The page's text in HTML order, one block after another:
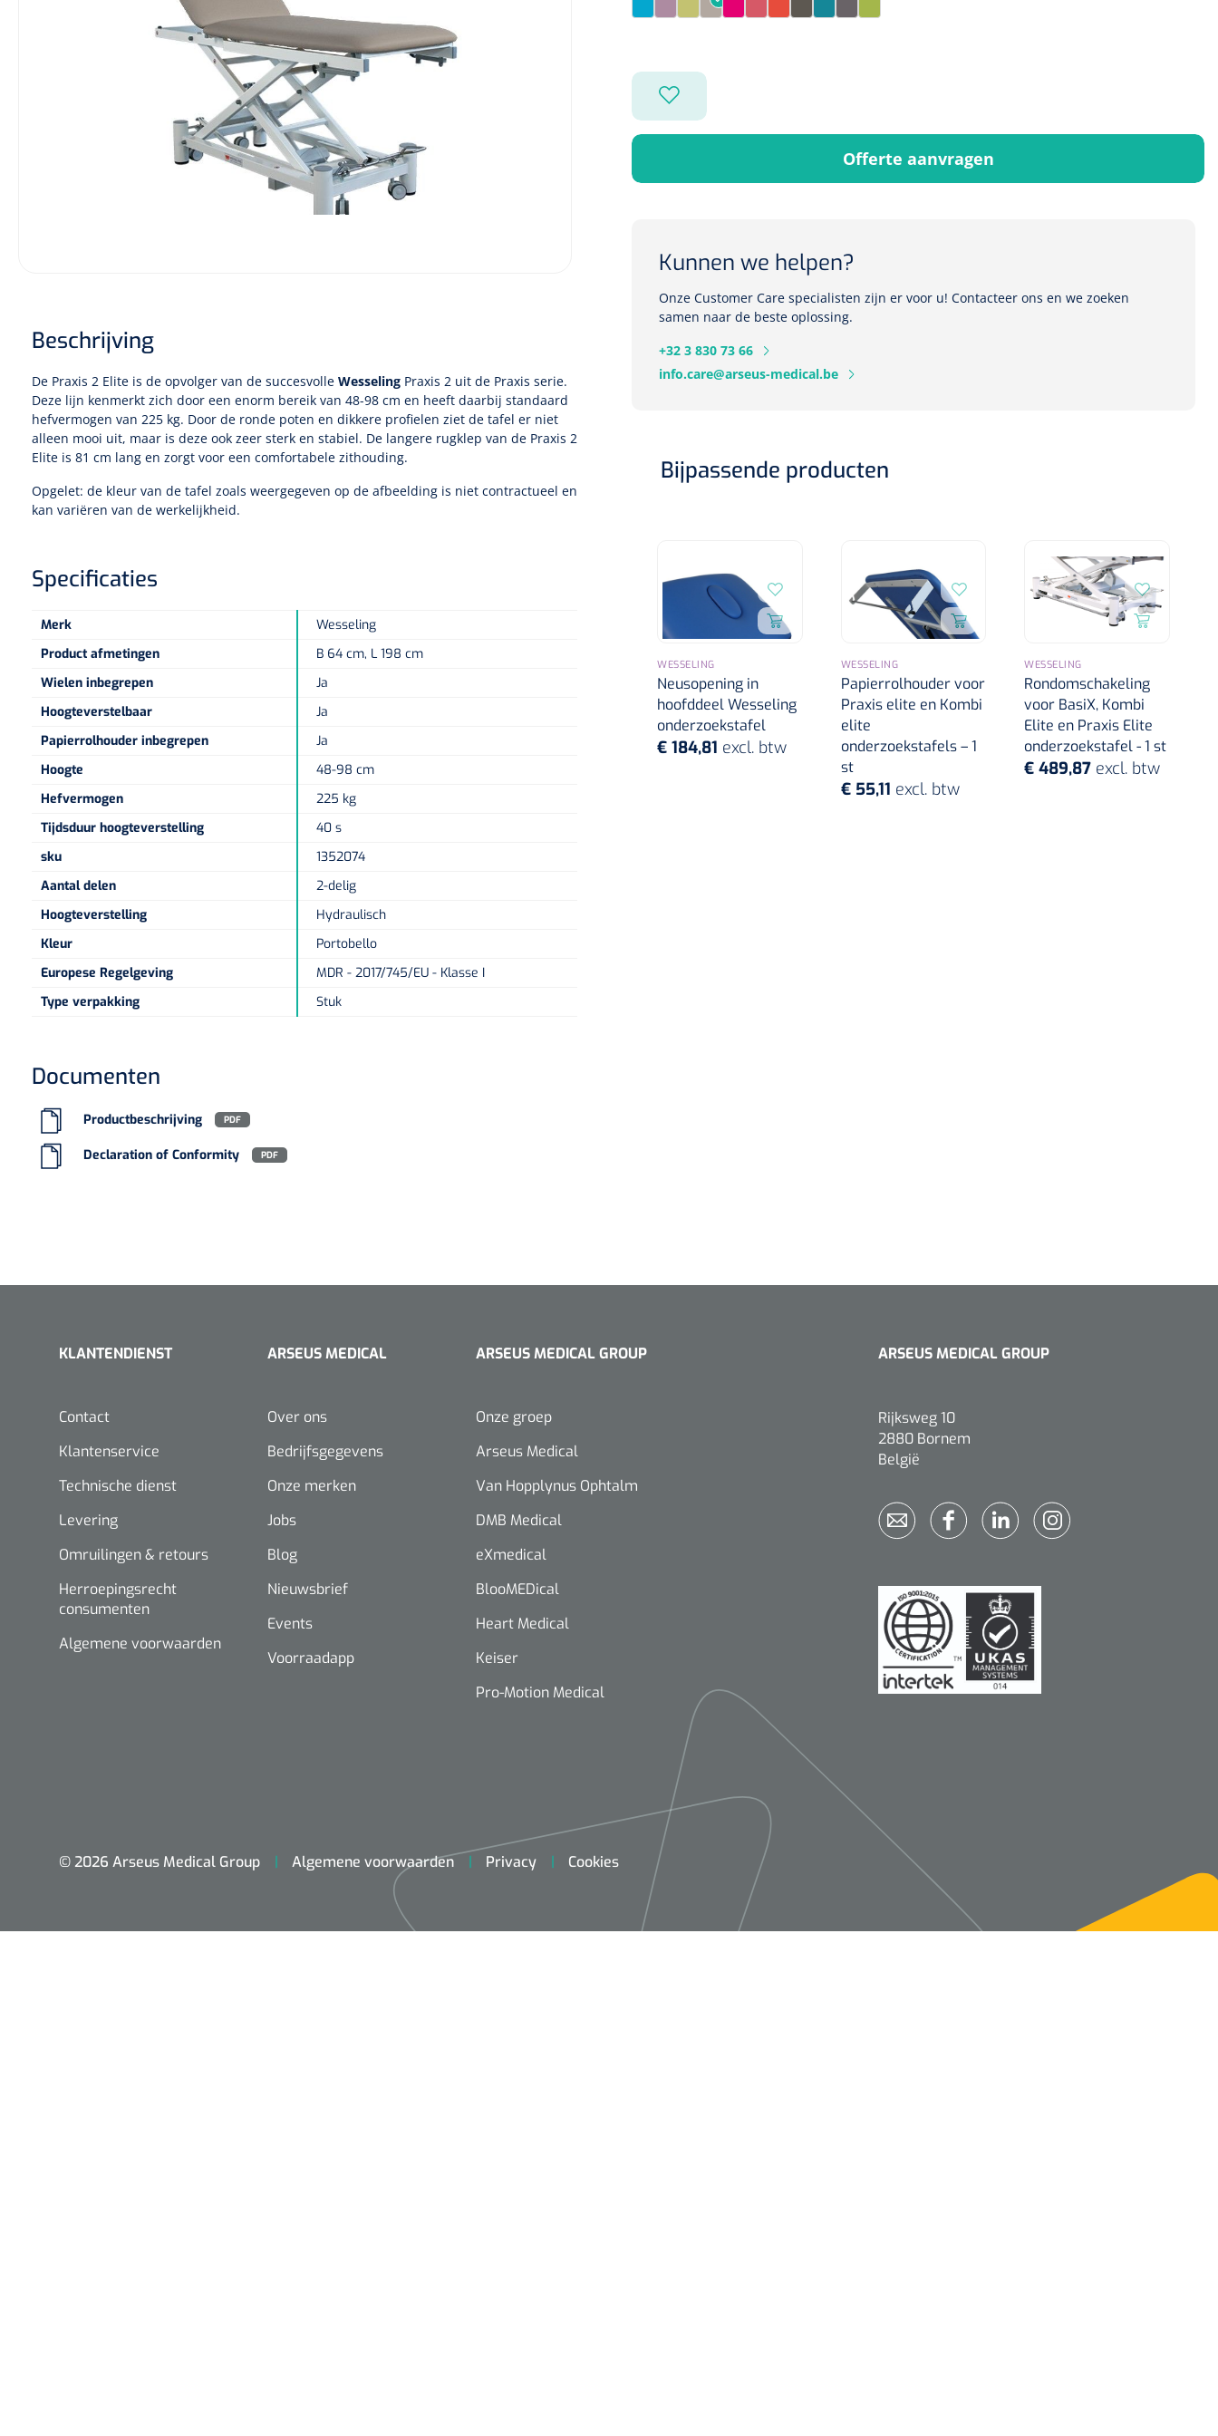
Incontinentiezorg
Injectiemateriaal
Beschrijving
De Praxis 2 Elite is de opvolger van de succesvolle Wesseling Praxis 2 uit de Praxis serie.
Deze lijn kenmerkt zich door een enorm bereik van 48-98 cm en heeft daarbij standaard
hefvermogen van 225 kg. Door de ronde poten en dikkere profielen ziet de tafel er niet
alleen mooi uit, maar is deze ook zeer sterk en stabiel. De langere rugklep van de Praxis 2
Elite is 81 cm lang en zorgt voor een comfortabele zithouding.
Opgelet: de kleur van de tafel zoals weergegeven op de afbeelding is niet contractueel en
kan variëren van de werkelijkheid.
Specificaties
Merk
Wesseling
Product afmetingen
B 64 cm, L 198 cm
Wielen inbegrepen
Ja
Hoogteverstelbaar
Ja
Papierrolhouder inbegrepen
Ja
Hoogte
48-98 cm
Hefvermogen
225 kg
Tijdsduur hoogteverstelling
40 s
sku
1352074
Aantal delen
2-delig
Hoogteverstelling
Hydraulisch
Kleur
Portobello
Europese Regelgeving
MDR - 2017/745/EU - Klasse I
Type verpakking
Stuk
Documenten
Productbeschrijving PDF
Declaration of Conformity PDF
Pagode Blue
Pimpelle
PomeloPortobello
Raspberry
SiennaSunrise
Taupe
TealTitanium
Zest
Offerte aanvragen
Kunnen we helpen?
Onze Customer Care specialisten zijn er voor u! Contacteer ons en we zoeken
samen naar de beste oplossing.
+32 3 830 73 66
info.care@arseus-medical.be
Bijpassende producten
WESSELING
Neusopening in
hoofddeel Wesseling
onderzoekstafel
€ 184,81 excl. btw
WESSELING
Papierrolhouder voor
Praxis elite en Kombi
elite
onderzoekstafels – 1
st
€ 55,11 excl. btw
WESSELING
Rondomschakeling
voor BasiX, Kombi
Elite en Praxis Elite
onderzoekstafel - 1 st
€ 489,87 excl. btw
KLANTENDIENST
Contact
Klantenservice
Technische dienst
Levering
Omruilingen & retours
Herroepingsrecht
consumenten
Algemene voorwaarden
ARSEUS MEDICAL
Over ons
Bedrijfsgegevens
Onze merken
Jobs
Blog
Nieuwsbrief
Events
Voorraadapp
ARSEUS MEDICAL GROUP
Onze groep
Arseus Medical
Van Hopplynus Ophtalm
DMB Medical
eXmedical
BlooMEDical
Heart Medical
Keiser
Pro-Motion Medical
ARSEUS MEDICAL GROUP
Rijksweg 10
2880 Bornem
België
© 2026 Arseus Medical Group Algemene voorwaarden Privacy Cookies